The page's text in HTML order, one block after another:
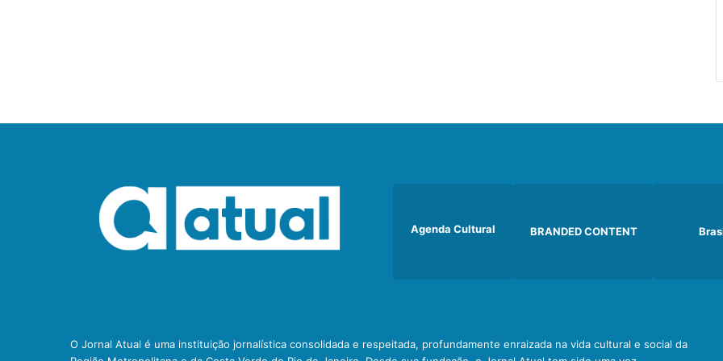
Agenda Cultural BRANDED CONTENT
O Jornal Atual é uma instituição jornalística consolidada e respeitada, profundamente enraizada na vida cultural e social da